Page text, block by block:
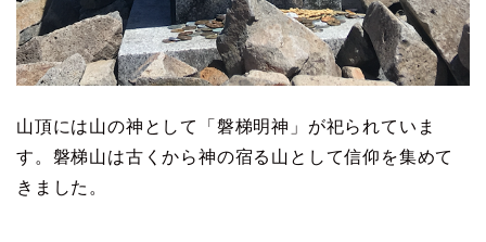
山頂には山の神として「磐梯明神」が祀られていま
す。磐梯山は古くから神の宿る山として信仰を集めて
きました。